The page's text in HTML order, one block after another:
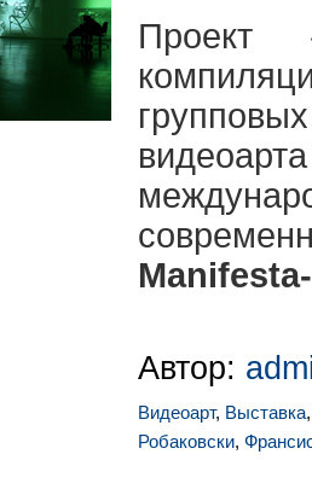
Проект
Автор:
Видеоарт, Выставка
Робаковски,